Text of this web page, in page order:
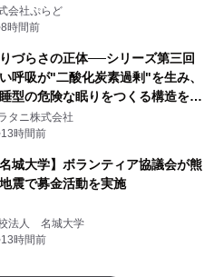
ナも 「THE BOXY AWAJI」のお
素泊まり連泊プランで
会社ぷらど
8時間前
づらさの正体──シリーズ第三回
呼吸が"二酸化炭素過剰"を生み、
型の危険な眠りをつくる構造を解
タニ株式会社
13時間前
名城大学】ボランティア協議会が熊
震で募金活動を実施
法人 名城大学
13時間前